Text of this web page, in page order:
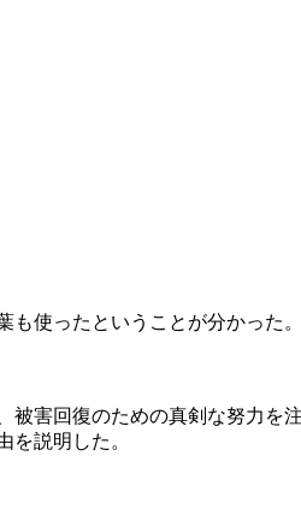
使ったということが分かった。
害回復のための真剣な努力
を説明した。